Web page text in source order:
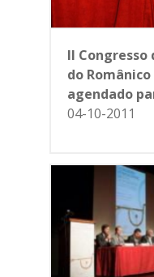
II Congresso
do Românico
agendado
04-10-2011